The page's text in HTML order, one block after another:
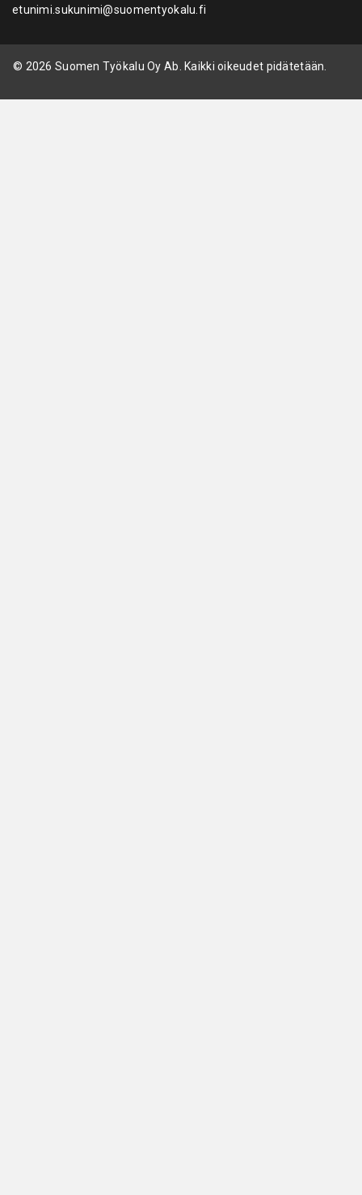
etunimi.sukunimi@suomentyokalu.fi
© 2026 Suomen Työkalu Oy Ab. Kaikki oikeudet pidätetään.